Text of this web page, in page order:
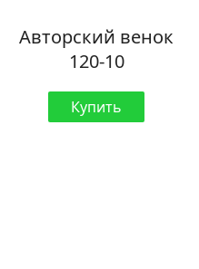
Авторский венок
120-10
Купить